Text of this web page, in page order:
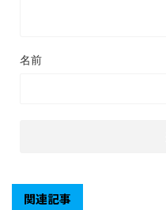
名前
関連記事